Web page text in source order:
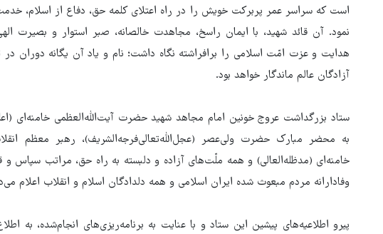
است که سراسر عمر پربرکت خویش را در راه اعتلای کلمه حق، دفاع از اسلام،
نمود. آن قائد شهید، با ایمان راسخ، مجاهدت خالصانه، صبر استوار و بصیرت
هدایت و عزت امّت اسلامی را برافراشته نگاه داشت؛ نام و یاد آن یگانه دوران در
آزادگان عالم ماندگار خواهد بود.
ستاد بزرگداشت عروج خونین امام مجاهد شهید حضرت آیت‌الله‌العظمی خامنه‌ای
به محضر مبارک حضرت ولی‌عصر (عجل‌الله‌تعالی‌فرجه‌الشریف)، رهبر معظم
خامنه‌ای (مدظله‌العالی) و همه ملّت‌های آزاده و دلبسته به راه حق، مراتب سپاس
وفادارانه مردم مبعوث شده ایران اسلامی و همه دلدادگان اسلام و انقلاب اعلام
پیرو اطلاعیه‌های پیشین این ستاد و با عنایت به برنامه‌ریزی‌های انجام‌شده، به
است